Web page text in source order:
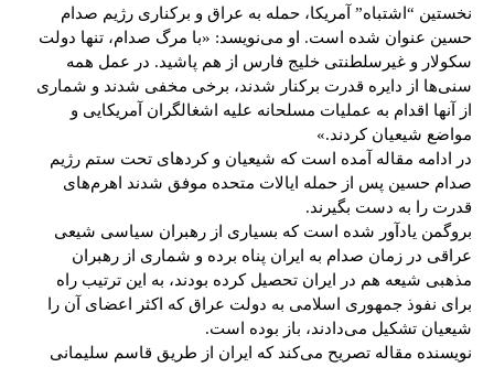
نخستین “اشتباه” آمریکا، حمله به عراق و برکناری رژیم صدام
حسین عنوان شده است. او می‌نویسد: «با مرگ صدام، تنها دولت
سکولار و غیرسلطنتی خلیج فارس از هم پاشید. در عمل همه
سنی‌ها از دایره قدرت برکنار شدند، برخی مخفی شدند و شماری
از آنها اقدام به عملیات مسلحانه علیه اشغالگران آمریکایی و
مواضع شیعیان کردند.»
در ادامه مقاله آمده است که شیعیان و کردهای تحت ستم رژیم
صدام حسین پس از حمله ایالات متحده موفق شدند اهرم‌های
قدرت را به دست بگیرند.
بروگمن یادآور شده است که بسیاری از رهبران سیاسی شیعی
عراقی در زمان صدام به ایران پناه برده و شماری از رهبران
مذهبی شیعه هم در ایران تحصیل کرده بودند، به این ترتیب راه
برای نفوذ جمهوری اسلامی به دولت عراق که اکثر اعضای آن را
شیعیان تشکیل می‌دادند، باز بوده است.
نویسنده مقاله تصریح می‌کند که ایران از طریق قاسم سلیمانی